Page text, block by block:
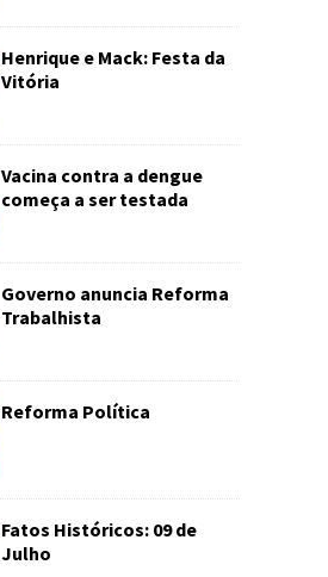
Henrique e Mack: Festa da
Vitória
Vacina contra a dengue
começa a ser testada
Governo anuncia Reforma
Trabalhista
Reforma Política
Fatos Históricos: 09 de
Julho